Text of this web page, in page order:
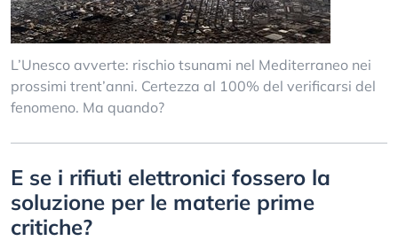
L’Unesco avverte: rischio tsunami nel Mediterraneo nei
prossimi trent’anni. Certezza al 100% del verificarsi del
fenomeno. Ma quando?
E se i rifiuti elettronici fossero la
soluzione per le materie prime
critiche?